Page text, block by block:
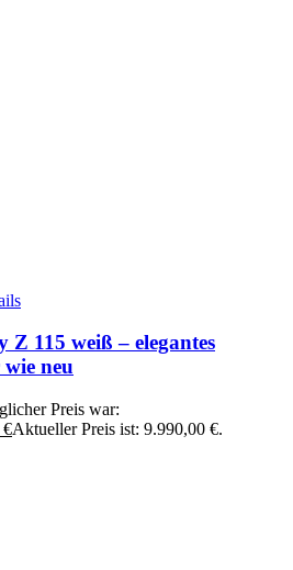
Z 115 weiß – elegantes
neu
Preis war:
€Aktueller Preis ist: 9.990,00 €.